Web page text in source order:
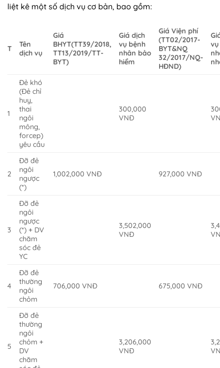
liệt kê một số dịch vụ cơ bản, bao gồm:
T
Tên
dịch vụ
Giá
BHYT(TT39/2018,
TT13/2019/TT-
BYT)
Giá dịch
vụ bệnh
nhân bảo
hiểm
Giá Viện phí
(TT02/2017-
BYT&NQ
32/2017/NQ-
HĐND)
1
Đẻ khó
(Đẻ chỉ
huy,
thai
ngôi
mông,
forcep)
yêu cầu
300,000
VNĐ
2
Đỡ đẻ
ngôi
ngược
(*)
1,002,000 VNĐ 927,000 VNĐ
3
Đỡ đẻ
ngôi
ngược
(*) + DV
chăm
sóc đẻ
YC
3,502,000
VNĐ
4
Đỡ đẻ
thường
ngôi
chỏm
706,000 VNĐ 675,000 VNĐ
5
Đỡ đẻ
thường
ngôi
chỏm +
DV
chăm
3,206,000
VNĐ